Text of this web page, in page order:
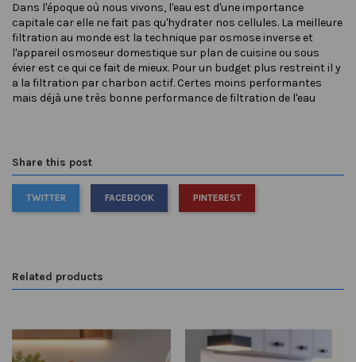
Dans l'époque où nous vivons, l'eau est d'une importance
capitale car elle ne fait pas qu'hydrater nos cellules. La meilleure
filtration au monde est la technique par osmose inverse et
l'appareil osmoseur domestique sur plan de cuisine ou sous
évier est ce qui ce fait de mieux. Pour un budget plus restreint il y
a la filtration par charbon actif. Certes moins performantes
mais déjà une très bonne performance de filtration de l'eau
Share this post
TWITTER FACEBOOK PINTEREST
Related products